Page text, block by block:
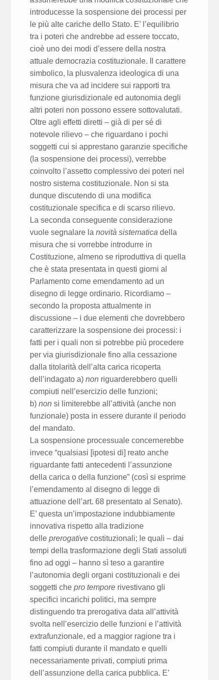
introducesse la sospensione dei processi per
le più alte cariche dello Stato. E’ l’equilibrio
tra i poteri che andrebbe ad essere toccato,
cioè uno dei modi d’essere della nostra
attuale democrazia costituzionale. Il carattere
simbolico, la plusvalenza ideologica di una
misura che va ad incidere sui rapporti tra
funzione giurisdizionale ed autonomia degli
altri poteri non possono essere sottovalutati.
Oltre agli effetti diretti – già di per sé di
notevole rilievo – che riguardano i pochi
soggetti cui si apprestano garanzie specifiche
(la sospensione dei processi), verrebbe
coinvolto l’assetto complessivo dei poteri nel
nostro sistema costituzionale. Non si sta
dunque discutendo di una modifica
costituzionale specifica e di scarso rilievo.
La seconda conseguente considerazione
vuole segnalare lanovità sistematicadella
misura che si vorrebbe introdurre in
Costituzione, almeno se riproduttiva di quella
che è stata presentata in questi giorni al
Parlamento come emendamento ad un
disegno di legge ordinario. Ricordiamo –
secondo la proposta attualmente in
discussione – i due elementi che dovrebbero
caratterizzare la sospensione dei processi: i
fatti per i quali non si potrebbe più procedere
per via giurisdizionale fino alla cessazione
dalla titolarità dell’alta carica ricoperta
dell’indagato a)non riguarderebbero quelli
compiuti nell’esercizio delle funzioni;
b)non si limiterebbe all’attività (anche non
funzionale) posta in essere durante il periodo
del mandato.
La sospensione processuale concernerebbe
invece “qualsiasi [ipotesi di] reato anche
riguardante fatti antecedenti l’assunzione
della carica o della funzione” (così si esprime
l’emendamento al disegno di legge di
attuazione dell’art. 68 presentato al Senato).
E’ questa un’impostazione indubbiamente
innovativa rispetto alla tradizione
delleprerogativecostituzionali; le quali – dai
tempi della trasformazione degli Stati assoluti
fino ad oggi – hanno sì teso a garantire
l’autonomia degli organi costituzionali e dei
soggetti chepro tempore rivestivano gli
specifici incarichi politici, ma sempre
distinguendo tra prerogativa data all’attività
svolta nell’esercizio delle funzioni e l’attività
extrafunzionale, ed a maggior ragione tra i
fatti compiuti durante il mandato e quelli
necessariamente privati, compiuti prima
dell’assunzione della carica pubblica. E’